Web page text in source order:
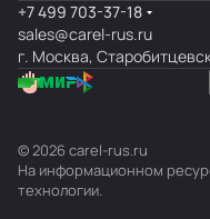
+7 499 703-37-18
sales@carel-rus.ru
г. Москва,
© 2026 carel-rus.ru
На информационном
технологии.